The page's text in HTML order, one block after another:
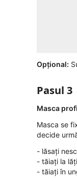
Opțional:
Pasul 3
Masca
Masca se
decide
- lăsați
- tăiați la
- tăiați în